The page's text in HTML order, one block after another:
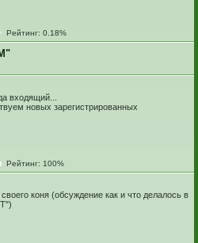
Рейтинг: 0.18%
входящий...
новых зарегистрированных
Рейтинг: 100%
коня (обсуждение как и что делалось в